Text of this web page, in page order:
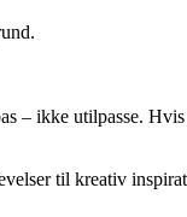
– ikke utilpasse.
til kreativ